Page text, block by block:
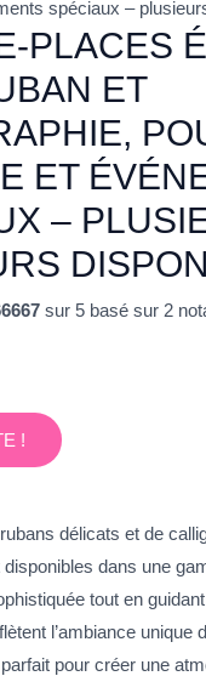
spéciaux –
PLACES
ET
ET
–
sur 5 basé sur 2
!
délicats et de
dans une
tout en
l’ambiance unique
pour créer une